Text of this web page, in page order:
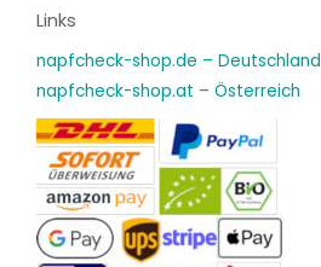
Links
napfcheck-shop.de – Deutschland
napfcheck-shop.at – Österreich